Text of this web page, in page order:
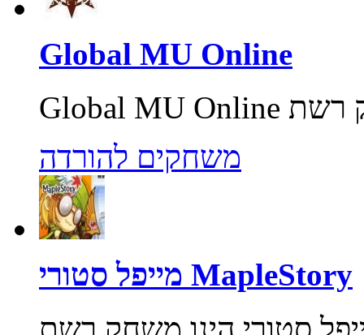
Global MU Online
משחקים להורדה
מייפל סטורי MapleStory